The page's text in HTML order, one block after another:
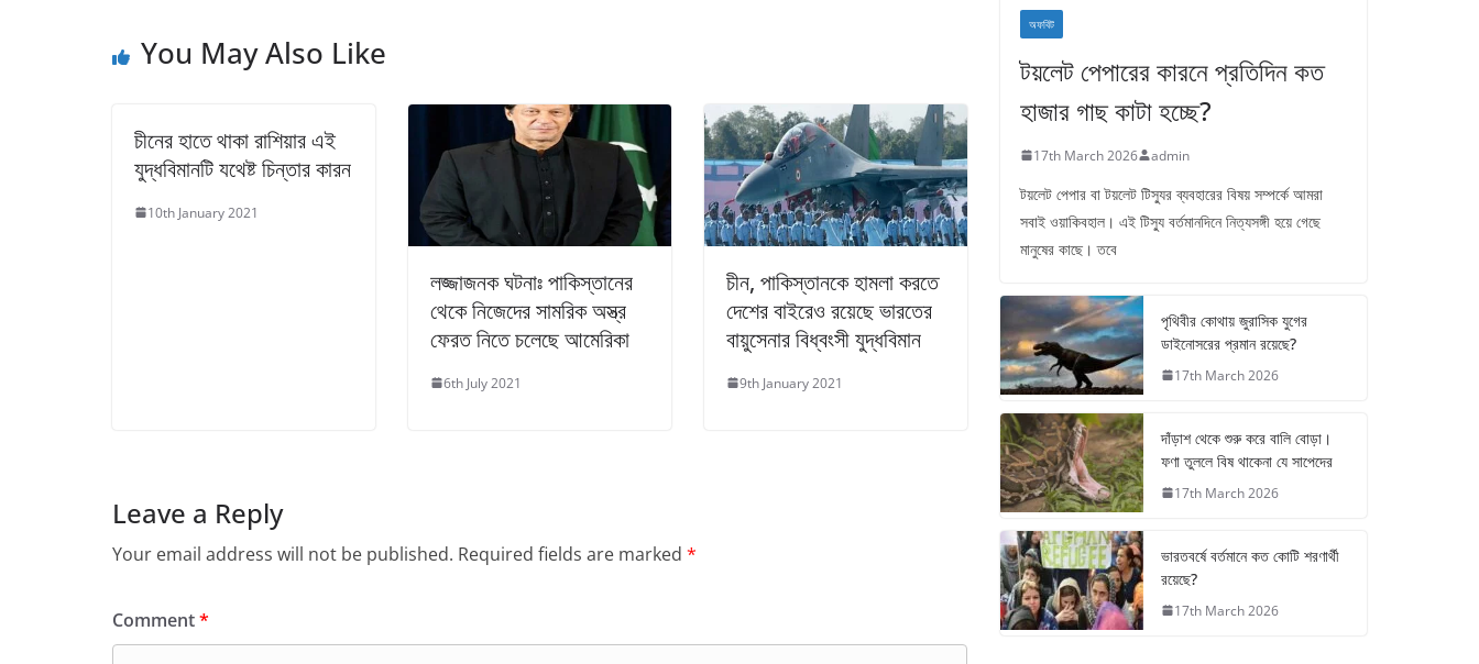
You May Also Like
চীনের হাতে থাকা রাশিয়ার এই
যুদ্ধবিমানটি যথেষ্ট চিন্তার কারন
10th January 2021
লজ্জাজনক ঘটনাঃ পাকিস্তানের
থেকে নিজেদের সামরিক অস্ত্র
ফেরত নিতে চলেছে আমেরিকা
6th July 2021
চীন, পাকিস্তানকে হামলা করতে
দেশের বাইরেও রয়েছে ভারতের
বায়ুসেনার বিধ্বংসী যুদ্ধবিমান
9th January 2021
Leave a Reply
Your email address will not be published. Required fields are marked *
Comment*
অফবিট
টয়লেট পেপারের কারনে প্রতিদিন কত
হাজার গাছ কাটা হচ্ছে?
17th March 2026 admin
টয়লেট পেপার বা টয়লেট টিস্যুর ব্যবহারের বিষয় সম্পর্কে আমরা
সবাই ওয়াকিবহাল। এই টিস্যু বর্তমানদিনে নিত্যসঙ্গী হয়ে গেছে
মানুষের কাছে। তবে
পৃথিবীর কোথায় জুরাসিক যুগের
ডাইনোসরের প্রমান রয়েছে?
17th March 2026
দাঁড়াশ থেকে শুরু করে বালি বোড়া।
ফণা তুললে বিষ থাকেনা যে সাপেদের
17th March 2026
ভারতবর্ষে বর্তমানে কত কোটি শরণার্থী
রয়েছে?
17th March 2026